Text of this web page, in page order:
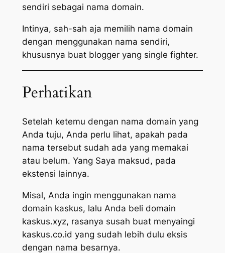
sendiri sebagai nama domain.
Intinya, sah-sah aja memilih nama domain
dengan menggunakan nama sendiri,
khususnya buat blogger yang single fighter.
Perhatikan
Setelah ketemu dengan nama domain yang
Anda tuju, Anda perlu lihat, apakah pada
nama tersebut sudah ada yang memakai
atau belum. Yang Saya maksud, pada
ekstensi lainnya.
Misal, Anda ingin menggunakan nama
domain kaskus, lalu Anda beli domain
kaskus.xyz, rasanya susah buat menyaingi
kaskus.co.id yang sudah lebih dulu eksis
dengan nama besarnya.